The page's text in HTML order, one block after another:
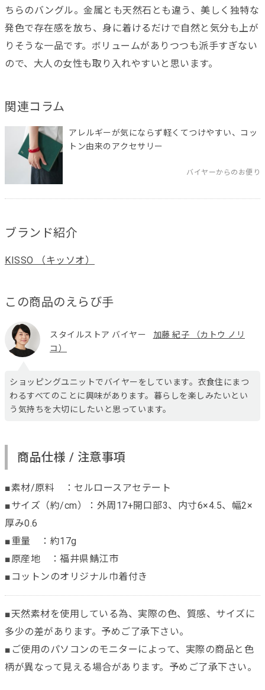
ちらのバングル。金属とも天然石とも違う、美しく独特な
発色で存在感を放ち、身に着けるだけで自然と気分も上が
りそうな一品です。ボリュームがありつつも派手すぎない
ので、大人の女性も取り入れやすいと思います。
関連コラム
アレルギーが気にならず軽くてつけやすい、コッ
トン由来のアクセサリー
バイヤーからのお便り
ブランド紹介
KISSO （キッソオ）
この商品のえらび手
スタイルストア バイヤー
加藤 紀子 （カトウ ノリ
コ）
ショッピングユニットでバイヤーをしています。衣食住にまつ
わるすべてのことに興味があります。暮らしを楽しみたいとい
う気持ちを大切にしたいと思っています。
商品仕様 / 注意事項
■素材/原料 ：セルロースアセテート
■サイズ（約/cm）：外周17+開口部3、内寸6×4.5、幅2×
厚み0.6
■重量 ：約17g
■原産地 ：福井県鯖江市
■コットンのオリジナル巾着付き
■天然素材を使用している為、実際の色、質感、サイズに
多少の差があります。予めご了承下さい。
■ご使用のパソコンのモニターによって、実際の商品と色
柄が異なって見える場合があります。予めご了承下さい。